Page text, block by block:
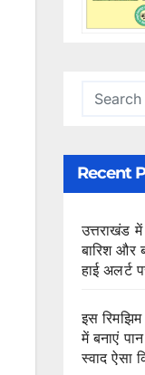
Recent
उत्तराखंड
बारिश और
हाई अलर्ट
इस
में बनाएं
स्वाद ऐसा